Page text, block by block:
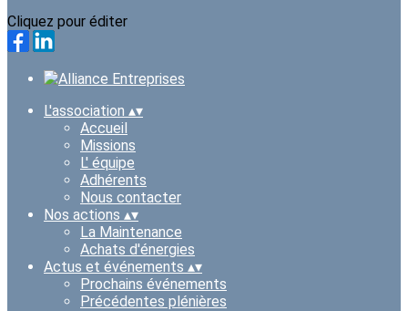
Cliquez pour éditer
L'association ▴▾
Accueil
Missions
L' équipe
Adhérents
Nous contacter
Nos actions ▴▾
La Maintenance
Achats d'énergies
Actus et événements ▴▾
Prochains événements
Précédentes plénières